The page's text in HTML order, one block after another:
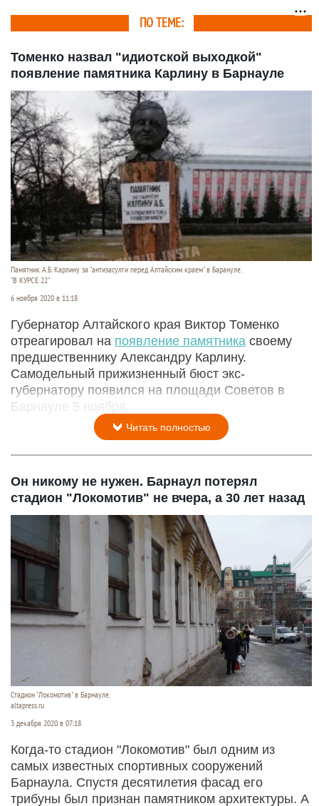
ПО ТЕМЕ:
Томенко назвал "идиотской выходкой"
появление памятника Карлину в Барнауле
Памятник А.Б. Карлину за "антизасулги перед Алтайским краем" в Барануле.
"В КУРСЕ 22"
6 ноября 2020 в 11:18
Губернатор Алтайского края Виктор Томенко
отреагировал на появление памятника своему
предшественнику Александру Карлину.
Самодельный прижизненный бюст экс-
губернатору появился на площади Советов в
Барнауле 5 ноября.
Читать полностью
Он никому не нужен. Барнаул потерял
стадион "Локомотив" не вчера, а 30 лет назад
Стадион "Локомотив" в Барнауле.
altapress.ru
3 декабря 2020 в 07:18
Когда-то стадион "Локомотив" был одним из
самых известных спортивных сооружений
Барнаула. Спустя десятилетия фасад его
трибуны был признан памятником архитектуры. А